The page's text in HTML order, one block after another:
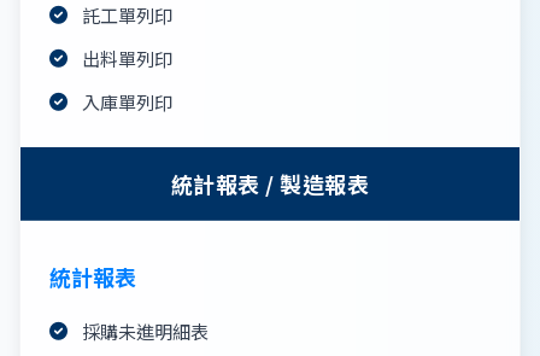
託工單列印
出料單列印
入庫單列印
統計報表 / 製造報表
統計報表
採購未進明細表